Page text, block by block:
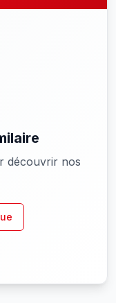
découvrir nos